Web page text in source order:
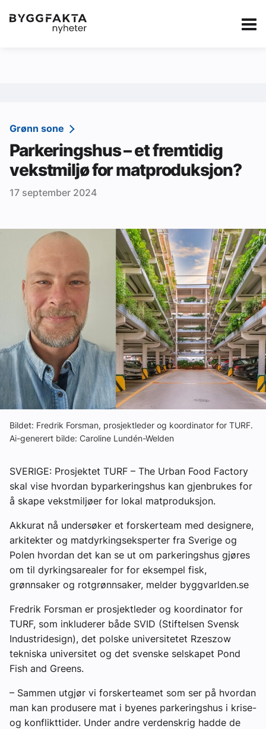
Kategorier Jobbmarkedet Annonsere i
Redaksjonen
Om Byggfakta
Annonsere
Abonnere
Tips oss
Ledige stillinger
eBlad
Aktivitetskalender
Bransjekommentar
Nyheter
Grønn sone
Parkeringshus – et fremtidig
vekstmiljø for matproduksjon?
17 september 2024
Bildet: Fredrik Forsman, prosjektleder og koordinator for TURF.
Ai-generert bilde: Caroline Lundén-Welden
SVERIGE: Prosjektet TURF – The Urban Food Factory
skal vise hvordan byparkeringshus kan gjenbrukes for
å skape vekstmiljøer for lokal matproduksjon.
Akkurat nå undersøker et forskerteam med designere,
arkitekter og matdyrkingseksperter fra Sverige og
Polen hvordan det kan se ut om parkeringshus gjøres
om til dyrkingsarealer for for eksempel fisk,
grønnsaker og rotgrønnsaker, melder byggvarlden.se
Fredrik Forsman er prosjektleder og koordinator for
TURF, som inkluderer både SVID (Stiftelsen Svensk
Industridesign), det polske universitetet Rzeszow
tekniska universitet og det svenske selskapet Pond
Fish and Greens.
– Sammen utgjør vi forskerteamet som ser på hvordan
man kan produsere mat i byenes parkeringshus i krise-
og konflikttider. Under andre verdenskrig hadde de